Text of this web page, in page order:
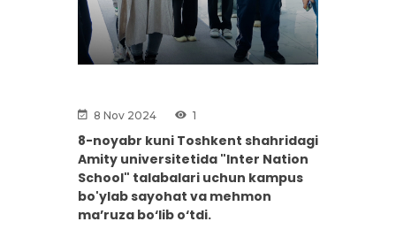
8 Nov 2024 1
8-noyabr kuni Toshkent shahridagi
Amity universitetida "Inter Nation
School" talabalari uchun kampus
bo'ylab sayohat va mehmon
ma’ruza bo‘lib o‘tdi.